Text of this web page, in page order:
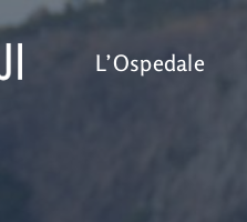
L’Ospedale